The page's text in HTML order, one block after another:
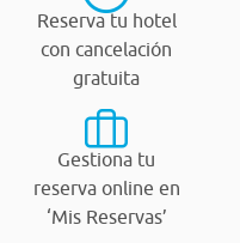
Reserva tu hotel
con cancelación
gratuita
Gestiona tu
reserva online en
‘Mis Reservas’